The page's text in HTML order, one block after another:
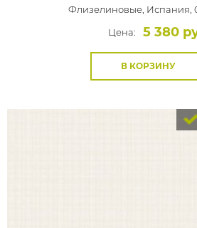
Флизелиновые, Испания,
Цена:
5 380
В КОРЗИНУ